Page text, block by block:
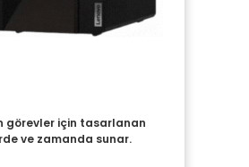
görevler için tasarlanan
ve zamanda sunar.